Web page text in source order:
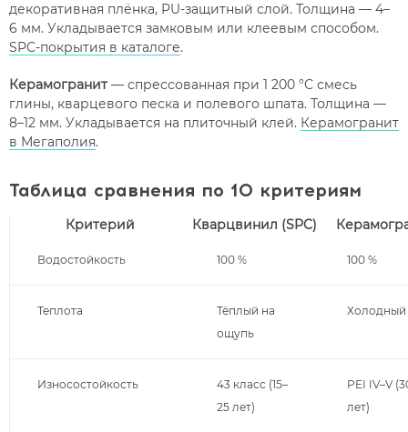
декоративная плёнка, PU-защитный слой. Толщина — 4–
6 мм. Укладывается замковым или клеевым способом.
SPC-покрытия в каталоге.
Керамогранит— спрессованная при 1 200 °C смесь
глины, кварцевого песка и полевого шпата. Толщина —
8–12 мм. Укладывается на плиточный клей. Керамогранит
в Мегаполия.
Таблица сравнения по 10 критериям
Критерий Кварцвинил (SPC)
Водостойкость 100 % 100 %
Теплота
Тёплый на
ощупь
Холодный
Износостойкость
43 класс (15–
25 лет)
PEI IV–V
лет)